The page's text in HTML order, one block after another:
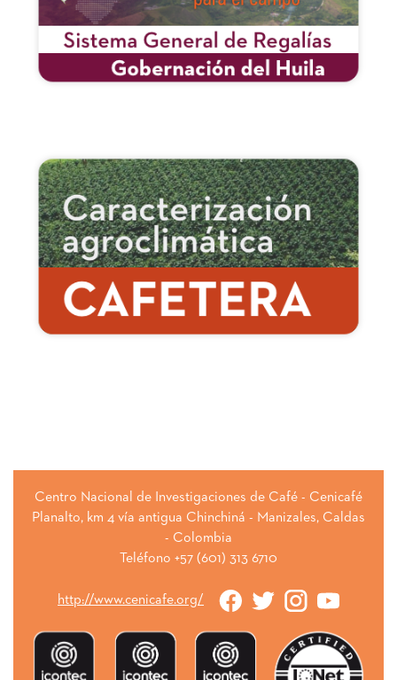
Centro Nacional de Investigaciones de Café - Cenicafé
Planalto, km 4 vía antigua Chinchiná - Manizales, Caldas
- Colombia
Teléfono +57 (601) 313 6710
http://www.cenicafe.org/